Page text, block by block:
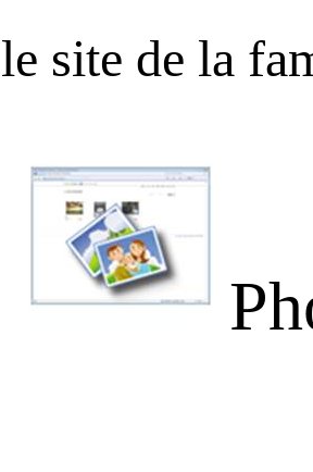
site de la